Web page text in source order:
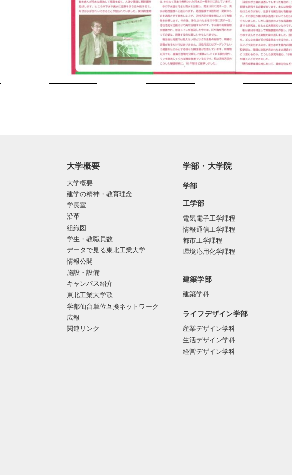
大学概要
大学概要
建学の精神・教育理念
学長室
沿革
組織図
学生・教職員数
データで見る東北工業大学
情報公開
施設・設備
キャンパス紹介
東北工業大学歌
学都仙台単位互換ネットワーク
広報
関連リンク
学部・大学院
学部
工学部
電気電子工学課程
情報通信工学課程
都市工学課程
環境応用化学課程
建築学部
建築学科
ライフデザイン学部
産業デザイン学科
生活デザイン学科
経営デザイン学科